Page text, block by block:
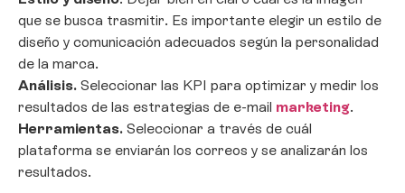
que se busca trasmitir. Es importante elegir un estilo de
diseño y comunicación adecuados según la personalidad
de la marca.
Análisis. Seleccionar las KPI para optimizar y medir los
resultados de las estrategias de e-mail marketing.
Herramientas. Seleccionar a través de cuál
plataforma se enviarán los correos y se analizarán los
resultados.